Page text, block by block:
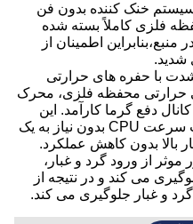
خنک کننده بدون فن
فلزی کاملاً بسته شده
اطمینان از
با حفره های حرارتی
حرارتی محفظه فلزی، محرک
دفع گرما کارآمد. این
طراحی باعث می شود که سرعت سرعت CPU بدون نیاز به یک
بالا بدون کاهش عملکرد.
از ورود گرد و غبار،
می کند و در نتیجه از
و غبار جلوگیری می کند.